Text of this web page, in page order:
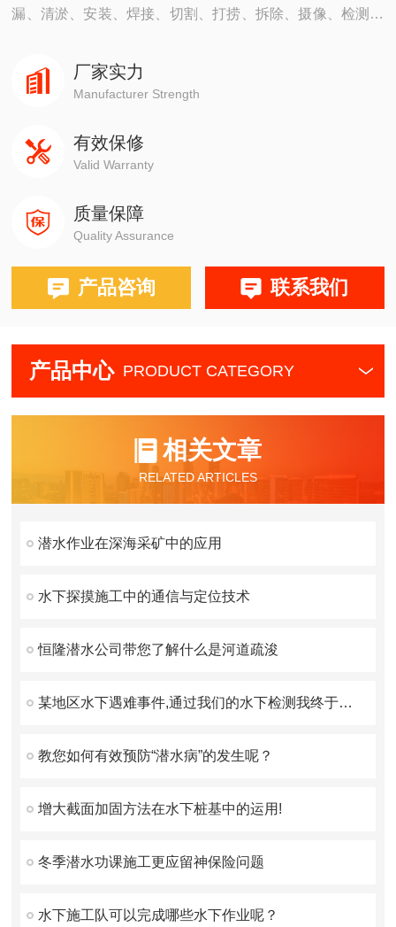
漏、清淤、安装、焊接、切割、打捞、拆除、摄像、检测、
程，有着严密的安全组织机构，*的质量保证体系，严格的
安全措施，并以高质量快速度、守信誉而深受广大业主企业
厂家实力
Manufacturer Strength
有效保修
Valid Warranty
质量保障
Quality Assurance
产品咨询 联系我们
产品中心 PRODUCT CATEGORY
相关文章
RELATED ARTICLES
潜水作业在深海采矿中的应用
水下探摸施工中的通信与定位技术
恒隆潜水公司带您了解什么是河道疏浚
某地区水下遇难事件,通过我们的水下检测我终于找到你了！
教您如何有效预防“潜水病”的发生呢？
增大截面加固方法在水下桩基中的运用!
冬季潜水功课施工更应留神保险问题
水下施工队可以完成哪些水下作业呢？